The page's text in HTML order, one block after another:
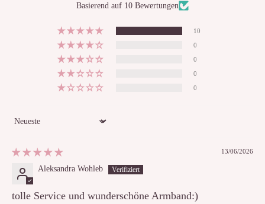
Basierend auf 10 Bewertungen
10
0
0
0
0
Sort by
13/06/2026
Aleksandra Wohleb
tolle Service und wunderschöne Armband:)